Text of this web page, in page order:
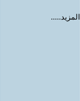
المزيد.....